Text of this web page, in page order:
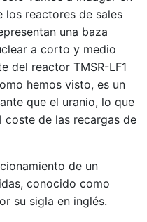
los reactores de sales
una baza
a corto y medio
del reactor TMSR-LF1
hemos visto, es un
que el uranio, lo que
coste de las recargas de
de un
conocido como
su sigla en inglés.